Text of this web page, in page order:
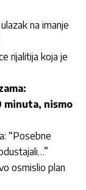
na imanje
rijalitija koja je
minuta, nismo
“Posebne
osmislio plan